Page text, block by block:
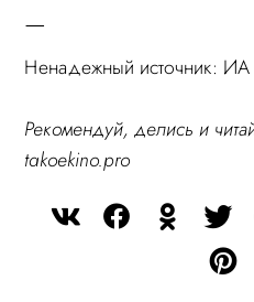
—
Ненадежный источник:
Рекомендуй, делись и
takoekino.pro